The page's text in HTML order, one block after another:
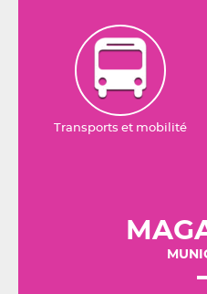
Transports et mobilité